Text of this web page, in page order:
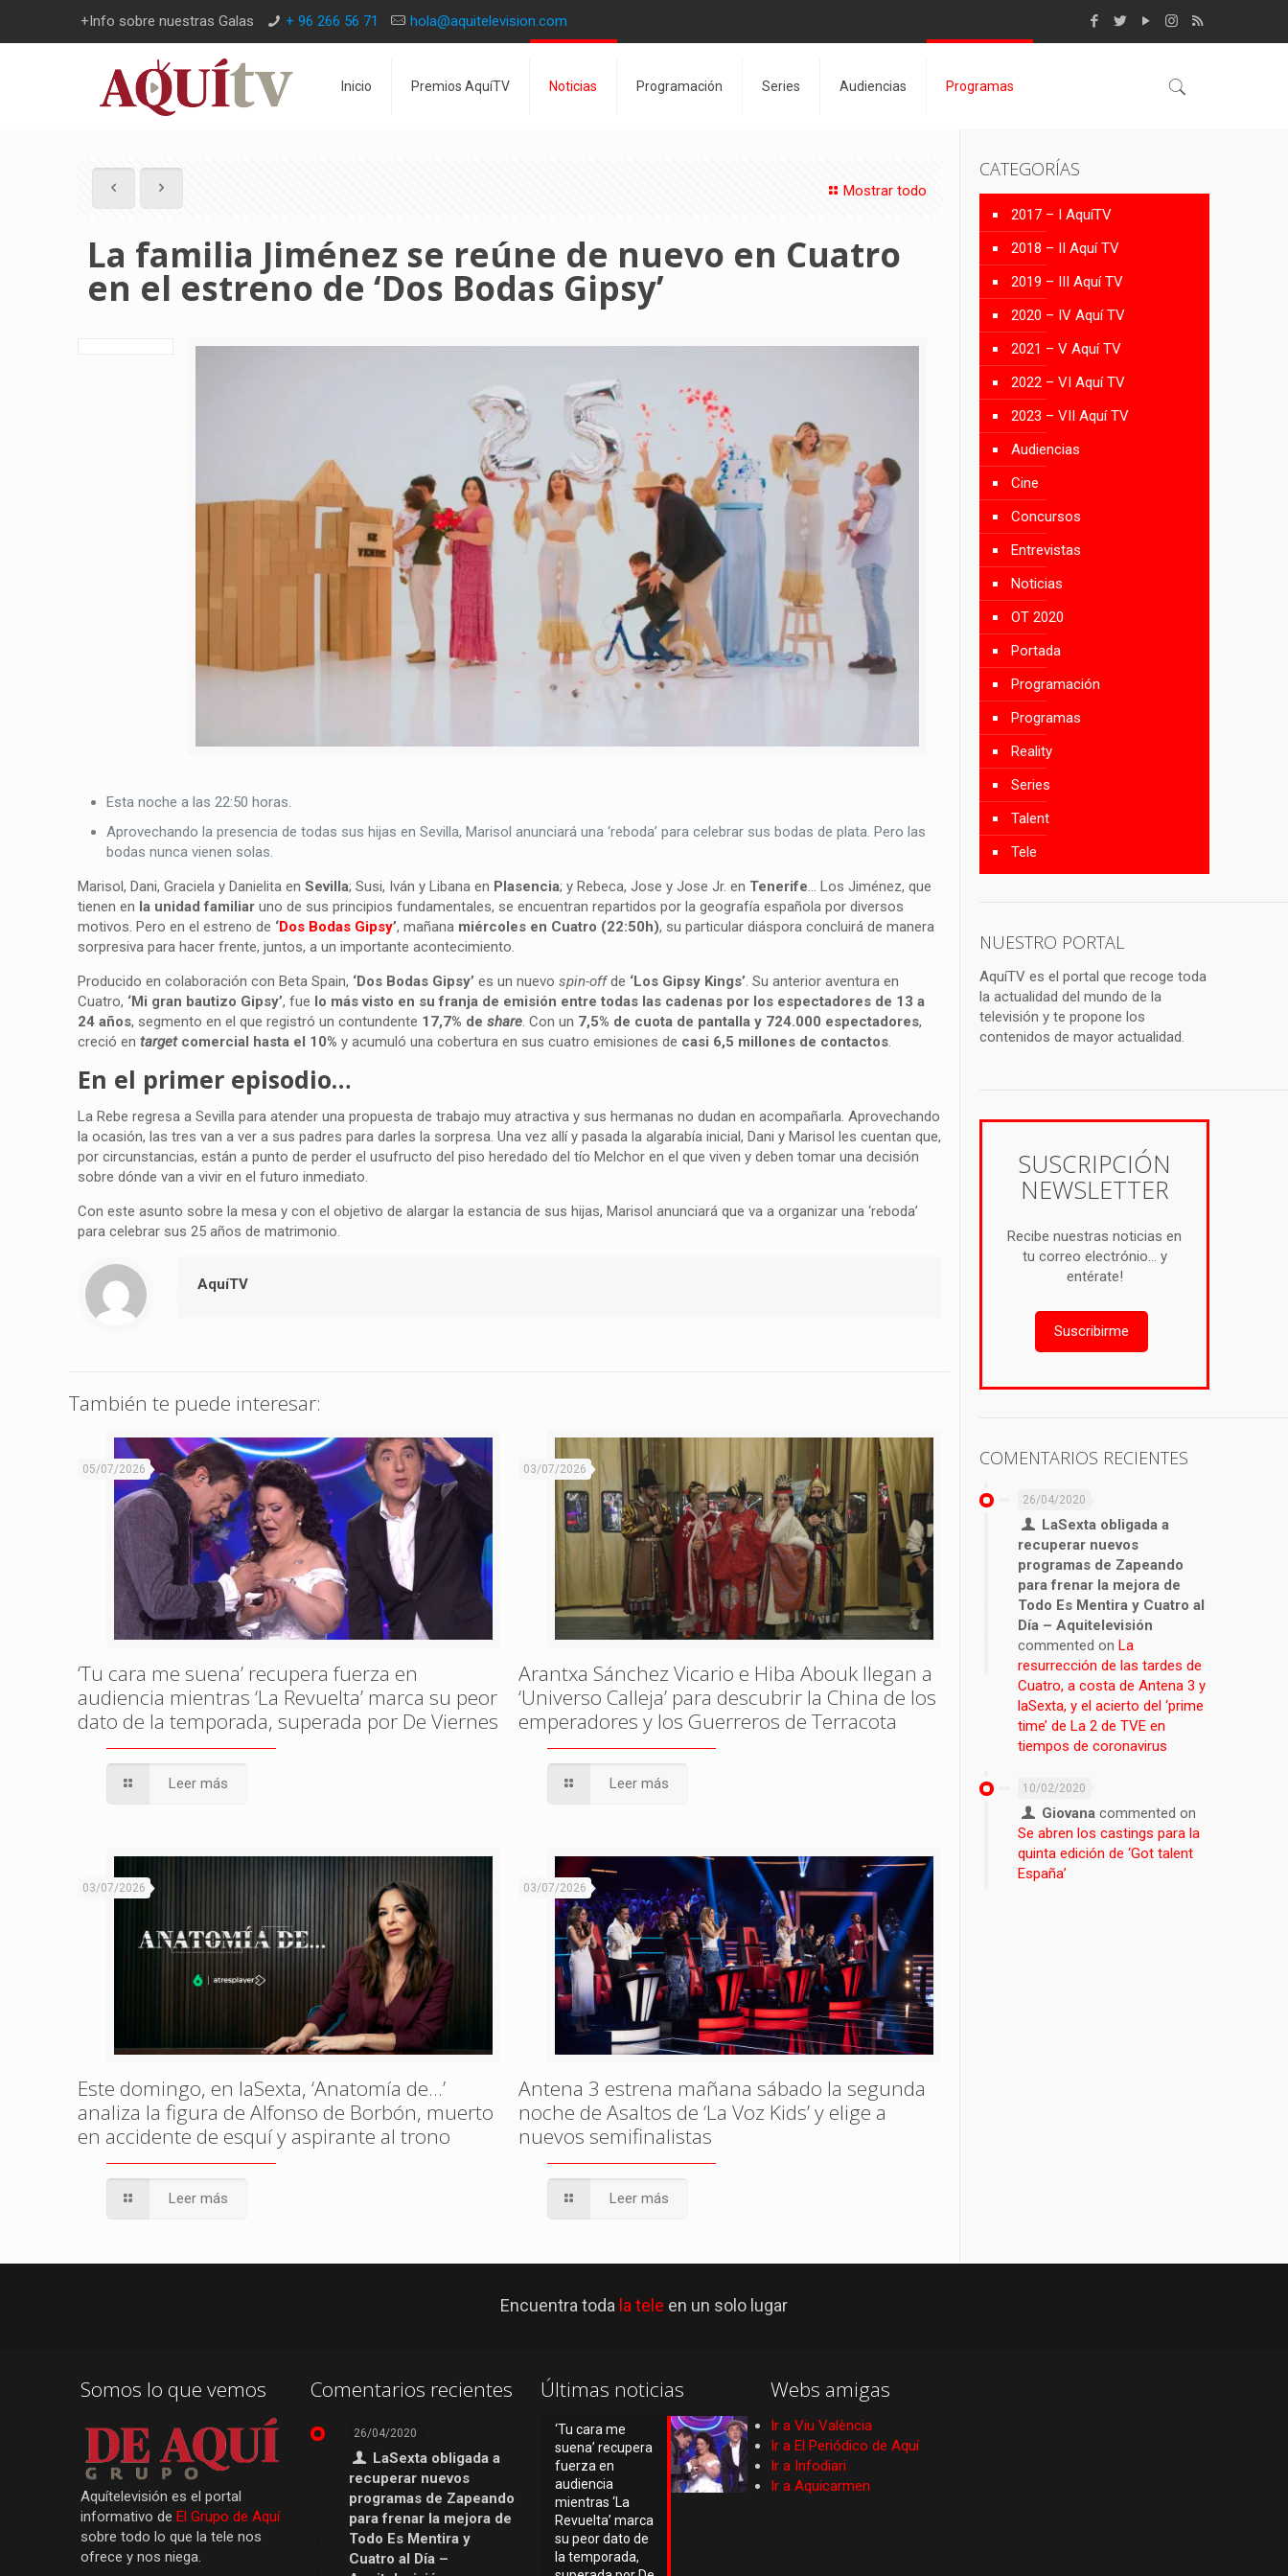
+Info sobre nuestras Galas + 96 266 56 71 hola@aquitelevision.com
Inicio Premios AquíTV Noticias Programación Series Audiencias Programas
Mostrar todo
La familia Jiménez se reúne de nuevo en Cuatro
en el estreno de ‘Dos Bodas Gipsy’
Esta noche a las 22:50 horas.
Aprovechando la presencia de todas sus hijas en Sevilla, Marisol anunciará una ‘reboda’ para celebrar sus bodas de plata. Pero las
bodas nunca vienen solas.
Marisol, Dani, Graciela y Danielita enSevilla; Susi, Iván y Libana en Plasencia; y Rebeca, Jose y Jose Jr. en Tenerife … Los Jiménez, que
tienen en la unidad familiar uno de sus principios fundamentales, se encuentran repartidos por la geografía española por diversos
motivos. Pero en el estreno de ‘Dos Bodas Gipsy’, mañana miércoles en Cuatro (22:50h), su particular diáspora concluirá de manera
sorpresiva para hacer frente, juntos, a un importante acontecimiento.
Producido en colaboración con Beta Spain, ‘Dos Bodas Gipsy’ es un nuevospin-offde ‘Los Gipsy Kings’ . Su anterior aventura en
Cuatro, ‘Mi gran bautizo Gipsy’, fue lo más visto en su franja de emisión entre todas las cadenas por los espectadores de 13 a
24 años, segmento en el que registró un contundente 17,7% deshare . Con un 7,5% de cuota de pantalla y 724.000 espectadores,
creció entargetcomercial hasta el 10% y acumuló una cobertura en sus cuatro emisiones de casi 6,5 millones de contactos
En el primer episodio…
La Rebe regresa a Sevilla para atender una propuesta de trabajo muy atractiva y sus hermanas no dudan en acompañarla. Aprovechando
la ocasión, las tres van a ver a sus padres para darles la sorpresa. Una vez allí y pasada la algarabía inicial, Dani y Marisol les cuentan que,
por circunstancias, están a punto de perder el usufructo del piso heredado del tío Melchor en el que viven y deben tomar una decisión
sobre dónde van a vivir en el futuro inmediato.
Con este asunto sobre la mesa y con el objetivo de alargar la estancia de sus hijas, Marisol anunciará que va a organizar una ‘reboda’
para celebrar sus 25 años de matrimonio.
AquíTV
También te puede interesar:
05/07/2026
‘Tu cara me suena’ recupera fuerza en
audiencia mientras ‘La Revuelta’ marca su peor
dato de la temporada, superada por De Viernes
Leer más
03/07/2026
Arantxa Sánchez Vicario e Hiba Abouk llegan a
‘Universo Calleja’ para descubrir la China de los
emperadores y los Guerreros de Terracota
Leer más
03/07/2026
Este domingo, en laSexta, ‘Anatomía de…’
analiza la figura de Alfonso de Borbón, muerto
en accidente de esquí y aspirante al trono
Leer más
03/07/2026
Antena 3 estrena mañana sábado la segunda
noche de Asaltos de ‘La Voz Kids’ y elige a
nuevos semifinalistas
Leer más
CATEGORÍAS
2017 – I AquíTV
2018 – II Aquí TV
2019 – III Aquí TV
2020 – IV Aquí TV
2021 – V Aquí TV
2022 – VI Aquí TV
2023 – VII Aquí TV
Audiencias
Cine
Concursos
Entrevistas
Noticias
OT 2020
Portada
Programación
Programas
Reality
Series
Talent
Tele
NUESTRO PORTAL
AquíTV es el portal que recoge toda
la actualidad del mundo de la
televisión y te propone los
contenidos de mayor actualidad.
SUSCRIPCIÓN
NEWSLETTER
Recibe nuestras noticias en
tu correo electrónio... y
entérate!
Suscribirme
COMENTARIOS RECIENTES
26/04/2020
LaSexta obligada a
recuperar nuevos
programas de Zapeando
para frenar la mejora de
Todo Es Mentira y Cuatro al
Día – Aquitelevisión
commented onLa
resurrección de las tardes de
Cuatro, a costa de Antena 3 y
laSexta, y el acierto del ‘prime
time’ de La 2 de TVE en
tiempos de coronavirus
10/02/2020
Giovana commented on
Se abren los castings para la
quinta edición de ‘Got talent
España’
Encuentra toda la tele en un solo lugar
Somos lo que vemos
Aquítelevisión es el portal
informativo de El Grupo de Aquí
sobre todo lo que la tele nos
ofrece y nos niega.
Comentarios recientes
26/04/2020
LaSexta obligada a
recuperar nuevos
programas de Zapeando
para frenar la mejora de
Todo Es Mentira y
Cuatro al Día –
Últimas noticias
‘Tu cara me
suena’ recupera
fuerza en
audiencia
mientras ‘La
Revuelta’ marca
su peor dato de
la temporada,
Webs amigas
Ir a Viu València
Ir a El Periódico de Aquí
Ir a Infodiari
Ir a Aquicarmen